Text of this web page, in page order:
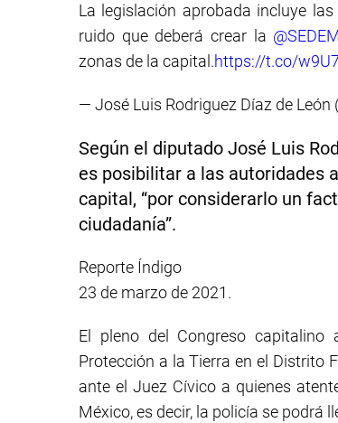
La legislación aprobada incluye
ruido que deberá crear la
zonas de la capital.https://t.co/
— José Luis Rodriguez Díaz de León
Según el diputado José Luis
es posibilitar a las autoridades
capital, “por considerarlo un
ciudadanía”.
Reporte Índigo
23 de marzo de 2021.
El pleno del Congreso capitalino
Protección a la Tierra en el Distrito
ante el Juez Cívico a quienes
México, es decir, la policía se podrá